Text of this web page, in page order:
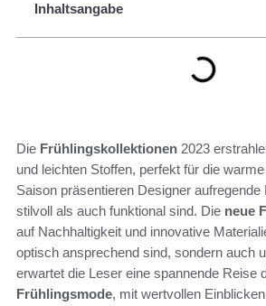
Inhaltsangabe
Die Frühlingskollektionen 2023
und leichten Stoffen, perfekt für die
Saison präsentieren Designer
stilvoll als auch funktional sind. Die neue
auf Nachhaltigkeit und innovative
optisch ansprechend sind, sondern auch
erwartet die Leser eine spannende Reise
Frühlingsmode, mit wertvollen